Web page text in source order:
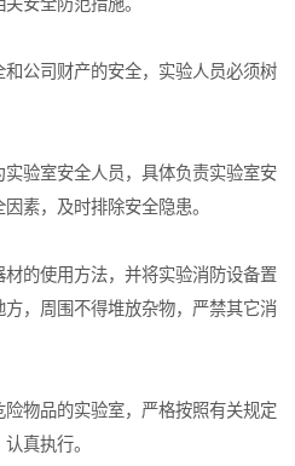
公司财产的安全，实验人员必须树
验室安全人员，具体负责实验室安
素，及时排除安全隐患。
的使用方法，并将实验消防设备置
，周围不得堆放杂物，严禁其它消
物品的实验室，严格按照有关规定
真执行。